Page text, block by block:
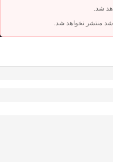
شد.
منتشر نخواهد شد.